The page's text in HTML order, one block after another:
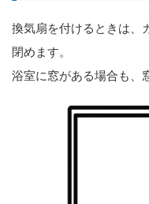
換気扇を付けるときは、
閉めます。
浴室に窓がある場合も、